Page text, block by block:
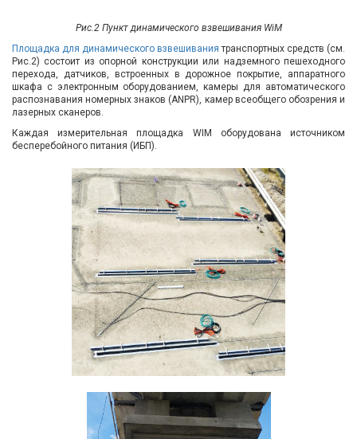
Рис.2 Пункт динамического взвешивания WiM
Площадка для динамического взвешивания транспортных средств (см.
Рис.2) состоит из опорной конструкции или надземного пешеходного
перехода, датчиков, встроенных в дорожное покрытие, аппаратного
шкафа с электронным оборудованием, камеры для автоматического
распознавания номерных знаков (ANPR), камер всеобщего обозрения и
лазерных сканеров.
Каждая измерительная площадка WIM оборудована источником
бесперебойного питания (ИБП).